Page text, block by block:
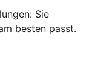
Sie
besten passt.